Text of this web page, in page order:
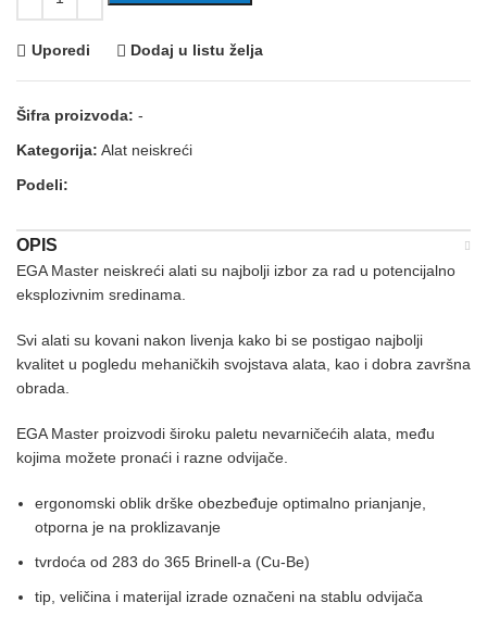
Uporedi Dodaj u listu želja
Šifra proizvoda: -
Kategorija: Alat neiskreći
Podeli:
OPIS
EGA Master neiskreći alati su najbolji izbor za rad u potencijalno
eksplozivnim sredinama.
Svi alati su kovani nakon livenja kako bi se postigao najbolji
kvalitet u pogledu mehaničkih svojstava alata, kao i dobra završna
obrada.
EGA Master proizvodi široku paletu nevarničećih alata, među
kojima možete pronaći i razne odvijače.
ergonomski oblik drške obezbeđuje optimalno prianjanje,
otporna je na proklizavanje
tvrdoća od 283 do 365 Brinell-a (Cu-Be)
tip, veličina i materijal izrade označeni na stablu odvijača